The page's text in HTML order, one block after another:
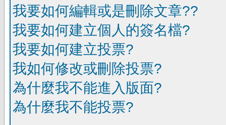
我要如何編輯或是刪除文章??
我要如何建立個人的簽名檔?
我要如何建立投票?
我如何修改或刪除投票?
為什麼我不能進入版面?
為什麼我不能投票?